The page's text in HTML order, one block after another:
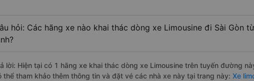
hỏi: Các hãng xe nào khai thác dòng xe Limousine đi Sài Gòn
lời: Hiện tại có 1 hãng xe khai thác dòng xe Limousine trên tuyến đường
thể tham khảo thêm thông tin và đặt vé các nhà xe này tại trang này: Xe